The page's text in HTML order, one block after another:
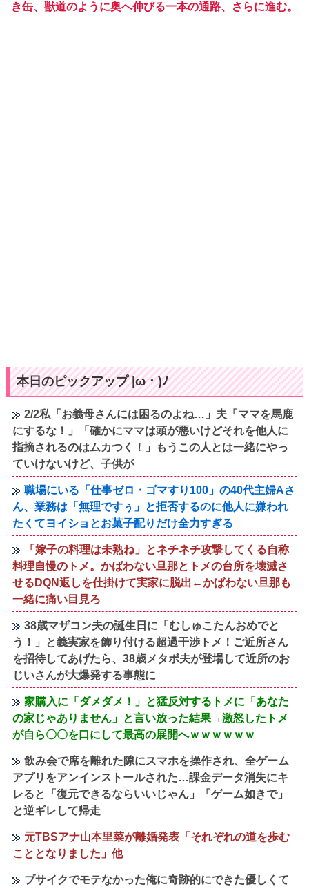
き缶、獣道のように奥へ伸びる一本の通路、さらに進む。
本日のピックアップ |ω・)ﾉ
2/2私「お義母さんには困るのよね…」夫「ママを馬鹿
にするな！」「確かにママは頭が悪いけどそれを他人に
指摘されるのはムカつく！」もうこの人とは一緒にやっ
ていけないけど、子供が
職場にいる「仕事ゼロ・ゴマすり100」の40代主婦Aさ
ん、業務は「無理ですぅ」と拒否するのに他人に嫌われ
たくてヨイショとお菓子配りだけ全力すぎる
「嫁子の料理は未熟ね」とネチネチ攻撃してくる自称
料理自慢のトメ。かばわない旦那とトメの台所を壊滅さ
せるDQN返しを仕掛けて実家に脱出←かばわない旦那も
一緒に痛い目見ろ
38歳マザコン夫の誕生日に「むしゅこたんおめでと
う！」と義実家を飾り付ける超過干渉トメ！ご近所さん
を招待してあげたら、38歳メタボ夫が登場して近所のお
じいさんが大爆発する事態に
家購入に「ダメダメ！」と猛反対するトメに「あなた
の家じゃありません」と言い放った結果→激怒したトメ
が自ら〇〇を口にして最高の展開へｗｗｗｗｗｗ
飲み会で席を離れた隙にスマホを操作され、全ゲーム
アプリをアンインストールされた…課金データ消失にキ
レると「復元できるならいいじゃん」「ゲーム如きで」
と逆ギレして帰走
元TBSアナ山本里菜が離婚発表「それぞれの道を歩む
こととなりました」他
ブサイクでモテなかった俺に奇跡的にできた優しくて